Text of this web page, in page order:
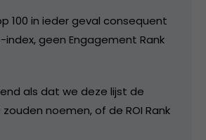
100 in ieder geval consequent
geen Engagement Rank
als dat we deze lijst de
zouden noemen, of de ROI Rank